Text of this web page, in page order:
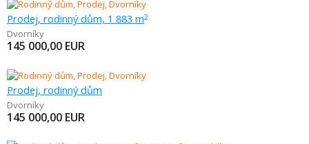
Prodej, rodinný dům, 1 883 m2
Dvorníky
145 000,00 EUR
Prodej, rodinný dům
Dvorníky
145 000,00 EUR